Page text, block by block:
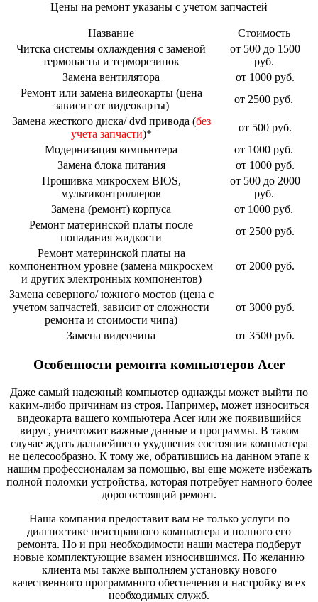
Цены на ремонт указаны с учетом запчастей
Название
Стоимость
Читска системы охлаждения с заменой
термопасты и терморезинок
от 500 до 1500
руб.
Замена вентилятора
от 1000 руб.
Ремонт или замена видеокарты (цена
зависит от видеокарты)
от 2500 руб.
Замена жесткого диска/ dvd привода (без
учета запчасти)*
от 500 руб.
Модернизация компьютера
от 1000 руб.
Замена блока питания
от 1000 руб.
Прошивка микросхем BIOS,
мультиконтроллеров
от 500 до 2000
руб.
Замена (ремонт) корпуса
от 1000 руб.
Ремонт материнской платы после
попадания жидкости
от 2500 руб.
Ремонт материнской платы на
компонентном уровне (замена микросхем
и других электронных компонентов)
от 2000 руб.
Замена северного/ южного мостов (цена с
учетом запчастей, зависит от сложности
ремонта и стоимости чипа)
от 3000 руб.
Замена видеочипа от 3500 руб.
Особенности ремонта компьютеров Acer
Даже самый надежный компьютер однажды может выйти по
каким-либо причинам из строя. Например, может износиться
видеокарта вашего компьютера Acer или же появившийся
вирус, уничтожит важные данные и программы. В таком
случае ждать дальнейшего ухудшения состояния компьютера
не целесообразно. К тому же, обратившись на данном этапе к
нашим профессионалам за помощью, вы еще можете избежать
полной поломки устройства, которая потребует намного более
дорогостоящий ремонт.
Наша компания предоставит вам не только услуги по
диагностике неисправного компьютера и полного его
ремонта. Но и при необходимости наши мастера подберут
новые комплектующие взамен износившимся. По желанию
клиента мы также выполняем установку нового
качественного программного обеспечения и настройку всех
необходимых служб.